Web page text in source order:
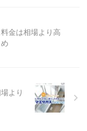
金は相場より高
より